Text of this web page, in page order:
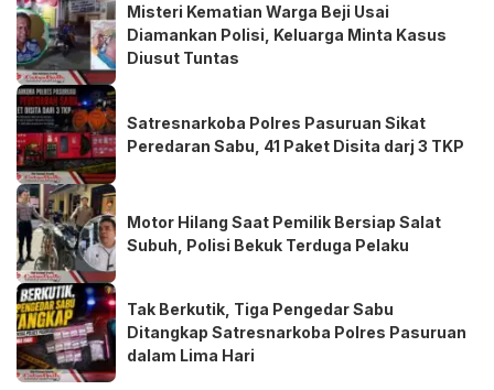
Misteri Kematian Warga Beji Usai
Diamankan Polisi, Keluarga Minta Kasus
Diusut Tuntas
Satresnarkoba Polres Pasuruan Sikat
Peredaran Sabu, 41 Paket Disita darj 3 TKP
Motor Hilang Saat Pemilik Bersiap Salat
Subuh, Polisi Bekuk Terduga Pelaku
Tak Berkutik, Tiga Pengedar Sabu
Ditangkap Satresnarkoba Polres Pasuruan
dalam Lima Hari